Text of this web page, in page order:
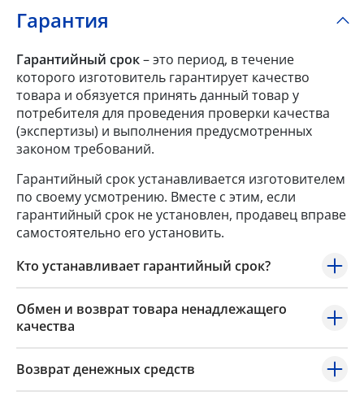
Гарантия
Гарантийный срок– это период, в течение
которого изготовитель гарантирует качество
товара и обязуется принять данный товар у
потребителя для проведения проверки качества
(экспертизы) и выполнения предусмотренных
законом требований.
Гарантийный срок устанавливается изготовителем
по своему усмотрению. Вместе с этим, если
гарантийный срок не установлен, продавец вправе
самостоятельно его установить.
Кто устанавливает гарантийный срок?
Обмен и возврат товара ненадлежащего
качества
Возврат денежных средств